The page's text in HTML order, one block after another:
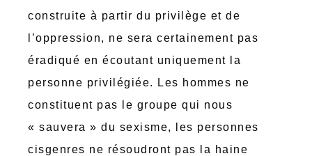
construite à partir du privilège et de
l’oppression, ne sera certainement pas
éradiqué en écoutant uniquement la
personne privilégiée. Les hommes ne
constituent pas le groupe qui nous
« sauvera » du sexisme, les personnes
cisgenres ne résoudront pas la haine